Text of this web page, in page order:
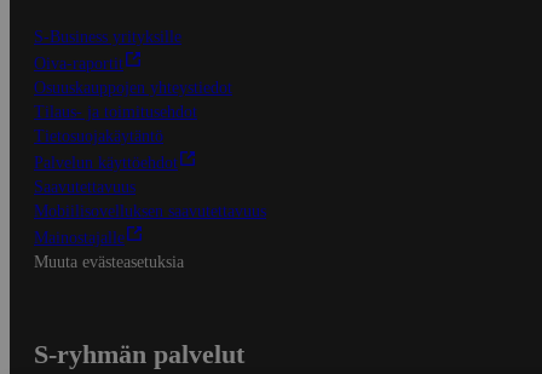
S-Business yrityksille
Oiva-raportit
Osuuskauppojen yhteystiedot
Tilaus- ja toimitusehdot
Tietosuojakäytäntö
Palvelun käyttöehdot
Saavutettavuus
Mobiilisovelluksen saavutettavuus
Mainostajalle
Muuta evästeasetuksia
S-ryhmän palvelut